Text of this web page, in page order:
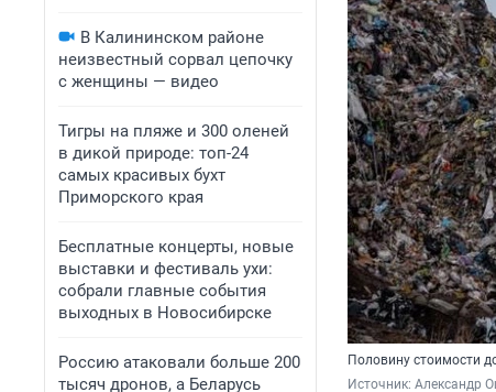
В Калининском районе
неизвестный сорвал цепочку
с женщины — видео
Тигры на пляже и 300 оленей
в дикой природе: топ-24
самых красивых бухт
Приморского края
Бесплатные концерты, новые
выставки и фестиваль ухи:
собрали главные события
выходных в Новосибирске
Россию атаковали больше 200
тысяч дронов, а Беларусь
Половину стоимости
Источник: Александр